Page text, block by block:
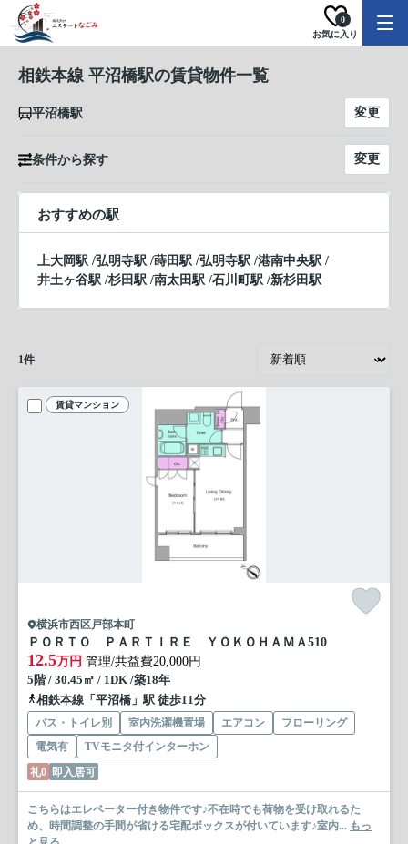
お気に入り
0
相鉄本線 平沼橋駅の賃貸物件一覧
平沼橋駅 変更
条件から探す 変更
おすすめの駅
上大岡駅 /弘明寺駅 /蒔田駅 /弘明寺駅 /港南中央駅 /
井土ヶ谷駅 /杉田駅 /南太田駅 /石川町駅 /新杉田駅
1件
賃貸マンション
横浜市西区戸部本町
ＰＯＲＴＯ ＰＡＲＴＩＲＥ ＹＯＫＯＨＡＭＡ510
12.5万円 管理/共益費20,000円
5階 / 30.45㎡ / 1DK /築18年
相鉄本線「平沼橋」駅 徒歩11分
バス・トイレ別 室内洗濯機置場 エアコン
フローリング
電気有
TVモニタ付インターホン
礼0 即入居可
こちらはエレベーター付き物件です♪不在時でも荷物を受け取れるた
め、時間調整の手間が省ける宅配ボックスが付いています♪室内... もっ